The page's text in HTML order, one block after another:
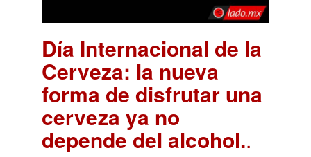
Día Internacional de la
Cerveza: la nueva
forma de disfrutar una
cerveza ya no
depende del alcohol..